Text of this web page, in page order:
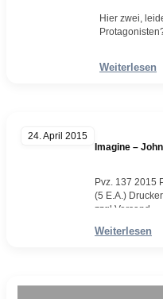
Hier zwei,
Weiterlesen
24. April 2015
Imagine –
Pvz. 137 2015
(5 E.A.)
zzgl Versand
Weiterlesen